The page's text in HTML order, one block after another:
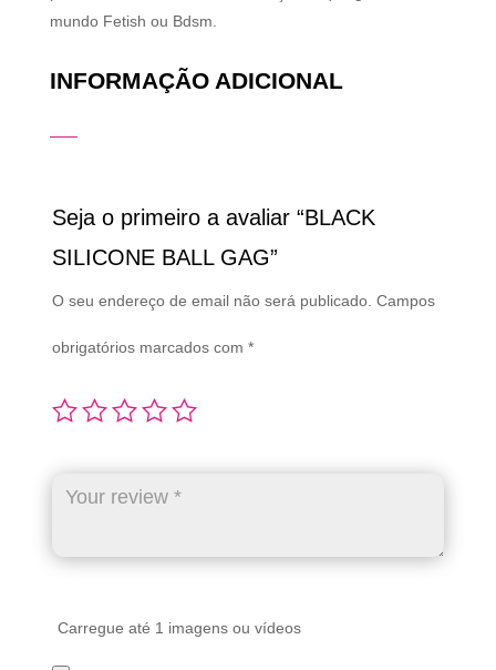
mundo Fetish ou Bdsm.
INFORMAÇÃO ADICIONAL
Seja o primeiro a avaliar “BLACK
SILICONE BALL GAG”
O seu endereço de email não será publicado. Campos
obrigatórios marcados com *
Carregue até 1 imagens ou vídeos